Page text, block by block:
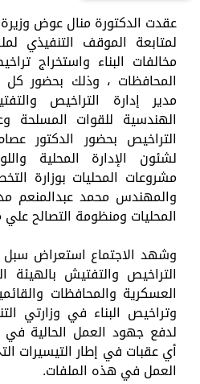
عقدت الدكتورة منال عوض وزيرة
لمتابعة الموقف التنفيذي
مخالفات البناء واستخراج
المحافظات ، وذلك بحضور
مدير إدارة التراخيص
الهندسية للقوات المسلحة
التراخيص بحضور الدكتور
لشئون الإدارة المحلية
مشروعات المحليات بوزارة
والمهندس محمد عبدالمنعم
المحليات ومنظومة التصالح علي
وشهد الاجتماع استعراض سبل
التراخيص والتفتيش بالهيئة
العسكرية والمحافظات
وتراخيص البناء في وزارتي
لدفع جهود العمل الحالية في
أي عقبات في إطار التيسيرات
العمل في هذه الملفات.